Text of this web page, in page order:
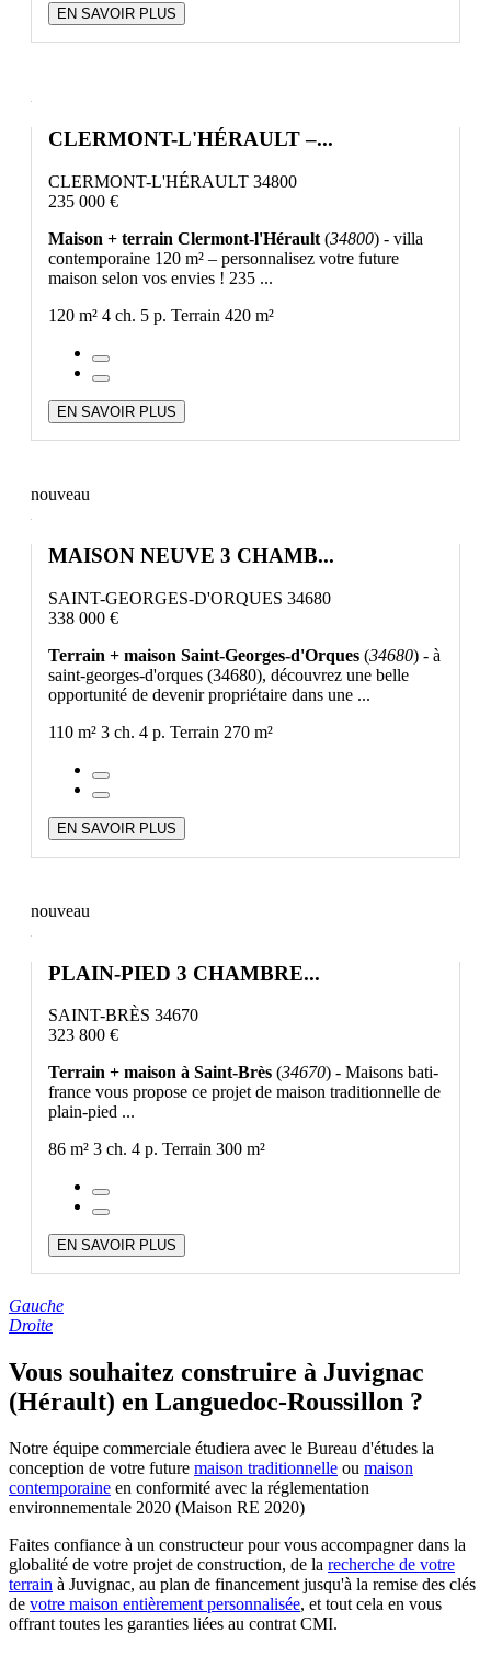
EN SAVOIR PLUS
CLERMONT-L'HÉRAULT –...
CLERMONT-L'HÉRAULT 34800
235 000 €
Maison + terrain Clermont-l'Hérault (34800) - villa
contemporaine 120 m² – personnalisez votre future
maison selon vos envies ! 235 ...
120 m² 4 ch. 5 p. Terrain 420 m²
EN SAVOIR PLUS
nouveau
MAISON NEUVE 3 CHAMB...
SAINT-GEORGES-D'ORQUES 34680
338 000 €
Terrain + maison Saint-Georges-d'Orques (34680) - à
saint-georges-d'orques (34680), découvrez une belle
opportunité de devenir propriétaire dans une ...
110 m² 3 ch. 4 p. Terrain 270 m²
EN SAVOIR PLUS
nouveau
PLAIN-PIED 3 CHAMBRE...
SAINT-BRÈS 34670
323 800 €
Terrain + maison à Saint-Brès (34670) - Maisons bati-
france vous propose ce projet de maison traditionnelle de
plain-pied ...
86 m² 3 ch. 4 p. Terrain 300 m²
EN SAVOIR PLUS
Gauche
Droite
Vous souhaitez construire à Juvignac
(Hérault) en Languedoc-Roussillon ?
Notre équipe commerciale étudiera avec le Bureau d'études la
conception de votre future maison traditionnelle ou maison
contemporaine en conformité avec la réglementation
environnementale 2020 (Maison RE 2020)
Faites confiance à un constructeur pour vous accompagner dans la
globalité de votre projet de construction, de la recherche de votre
terrain à Juvignac, au plan de financement jusqu'à la remise des clés
de votre maison entièrement personnalisée, et tout cela en vous
offrant toutes les garanties liées au contrat CMI.